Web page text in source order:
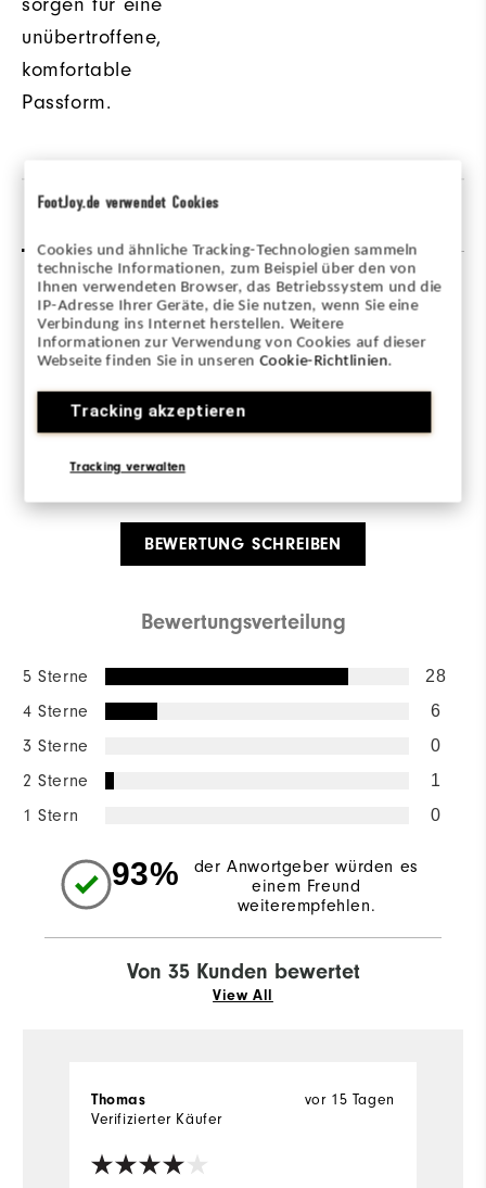
FootJoy.de verwendet Cookies
Cookies und ähnliche Tracking-Technologien sammeln
technische Informationen, zum Beispiel über den von
Ihnen verwendeten Browser, das Betriebssystem und die
IP-Adresse Ihrer Geräte, die Sie nutzen, wenn Sie eine
Verbindung ins Internet herstellen. Weitere
Informationen zur Verwendung von Cookies auf dieser
Webseite finden Sie in unserenCookie-Richtlinien.
Tracking akzeptieren
Tracking verwalten
sorgen für eine
unübertroffene,
komfortable
Passform.
Bewertungen
Overall Rating
4.7/5
BEWERTUNG SCHREIBEN
Bewertungsverteilung
5 Sterne 28
4 Sterne 6
3 Sterne 0
2 Sterne 1
1 Stern 0
93%
der Anwortgeber würden es
einem Freund
weiterempfehlen.
Von 35 Kunden bewertet
View All
vor 15 Tagen
Thomas
Verifizierter Käufer